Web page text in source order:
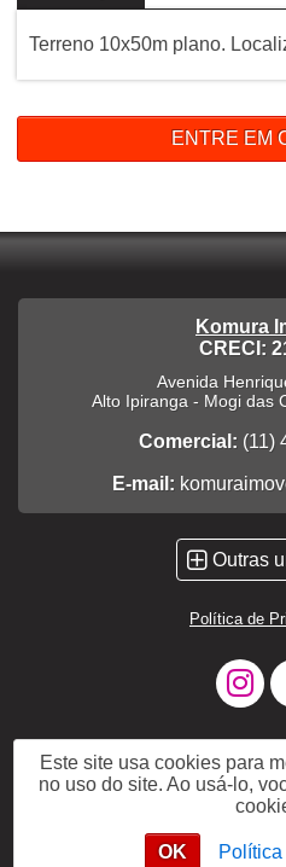
Terreno 10x50m plano.
ENTRE EM
Komura
CRECI:
Avenida
Alto Ipiranga - Mogi das
Comercial: (11)
E-mail:
Outras
Política de
Este site usa cookies para
no uso do site. Ao usá-lo,
OK